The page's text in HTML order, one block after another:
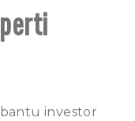
investor